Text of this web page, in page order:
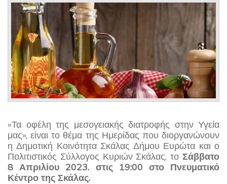
«Τα οφέλη της μεσογειακής διατροφής στην Υγεία
μας», είναι το θέμα της Ημερίδας που διοργανώνουν
η Δημοτική Κοινότητα Σκάλας Δήμου Ευρώτα και ο
Πολιτιστικός Σύλλογος Κυριών Σκάλας, το Σάββατο
8 Απριλίου 2023. στις 19:00 στο Πνευματικό
Κέντρο της Σκάλας.